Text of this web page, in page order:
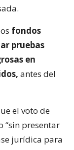
fondos
pruebas
en
antes del
el voto de
“sin presentar
jurídica para